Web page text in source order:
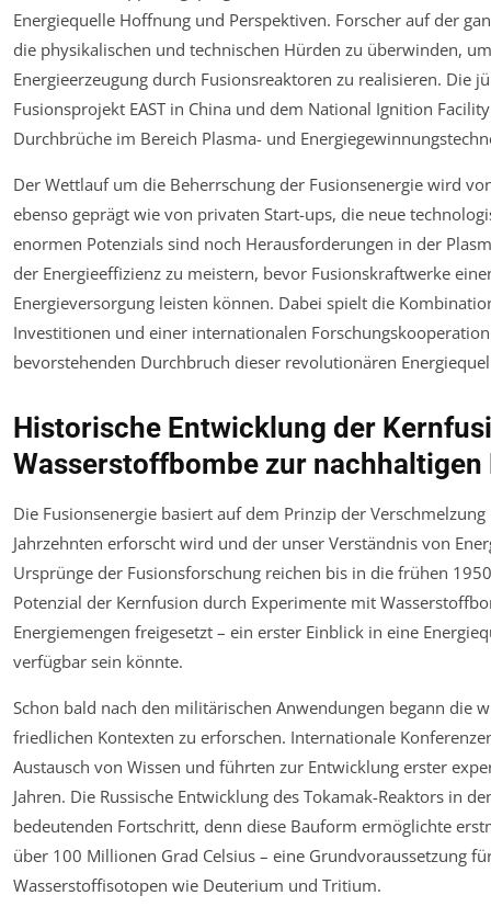
Energiequelle Hoffnung und Perspektiven. Forscher auf der
die physikalischen und technischen Hürden zu überwinden,
Energieerzeugung durch Fusionsreaktoren zu realisieren. Die
Fusionsprojekt EAST in China und dem National Ignition
Durchbrüche im Bereich Plasma- und
Der Wettlauf um die Beherrschung der Fusionsenergie wird
ebenso geprägt wie von privaten Start-ups, die neue
enormen Potenzials sind noch Herausforderungen in der
der Energieeffizienz zu meistern, bevor Fusionskraftwerke
Energieversorgung leisten können. Dabei spielt die
Investitionen und einer internationalen
bevorstehenden Durchbruch dieser revolutionären
Historische Entwicklung der
Wasserstoffbombe zur nachhaltigen
Die Fusionsenergie basiert auf dem Prinzip der
Jahrzehnten erforscht wird und der unser Verständnis von
Ursprünge der Fusionsforschung reichen bis in die frühen
Potenzial der Kernfusion durch Experimente mit
Energiemengen freigesetzt – ein erster Einblick in eine
verfügbar sein könnte.
Schon bald nach den militärischen Anwendungen begann die
friedlichen Kontexten zu erforschen. Internationale
Austausch von Wissen und führten zur Entwicklung erster
Jahren. Die Russische Entwicklung des Tokamak-Reaktors in
bedeutenden Fortschritt, denn diese Bauform ermöglichte
über 100 Millionen Grad Celsius – eine Grundvoraussetzung
Wasserstoffisotopen wie Deuterium und Tritium.